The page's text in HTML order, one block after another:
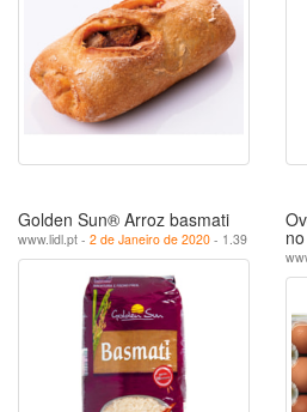
Golden Sun® Arroz basmati
www.lidl.pt - 2 de Janeiro de 2020 - 1.39